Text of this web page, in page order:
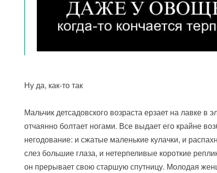
Ну да, как-то так
Мальчик детсадовского возраста ерзает на лавке в
отчаянно болтает ногами. Все выдает его крайне
негодование: и сжатые маленькие кулачки, и
слез большие глаза, и нетерпеливые короткие
он прерывает свою старшую спутницу. Молодая